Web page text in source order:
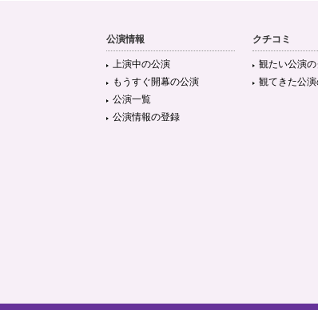
公演情報
上演中の公演
もうすぐ開幕の公演
公演一覧
公演情報の登録
クチコミ
観たい公演の
観てきた公演